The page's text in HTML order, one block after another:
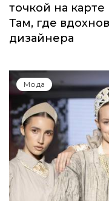
точкой на
Там, где
дизайнера
Мода